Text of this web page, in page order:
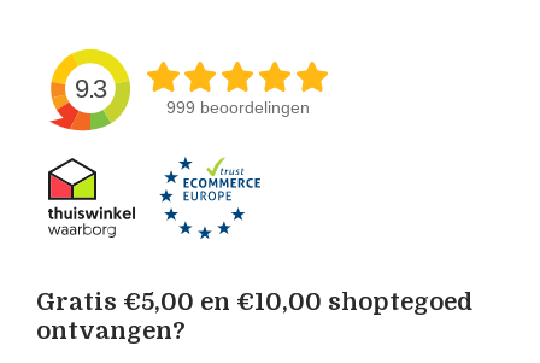
9.3
999 beoordelingen
Gratis €5,00 en €10,00 shoptegoed
ontvangen?